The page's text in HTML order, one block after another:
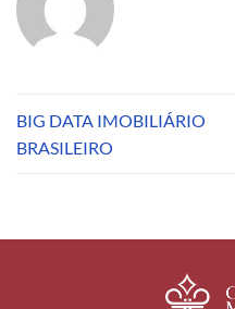
BIG DATA IMOBILIÁRIO
BRASILEIRO